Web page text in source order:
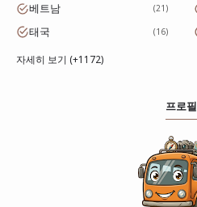
베트남 21
태국 16
자세히 보기 (+1172)
프로필